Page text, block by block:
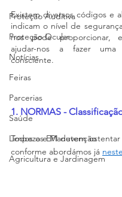
Proteção Auditiva
Proteção Ocular
Notícias
Feiras
Parcerias
Saúde
Limpeza e Manutenção
Agricultura e Jardinagem
Existem diversos códigos e
indicam o nível de
nos pode proporcionar,
ajudar-nos a fazer uma
consciente.
1. NORMAS -
Todos os EPI devem ostentar
conforme abordámos já